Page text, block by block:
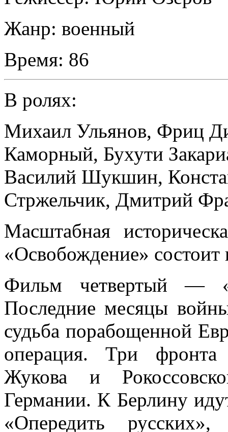
Жанр: военный
Время: 86
В ролях:
Михаил Ульянов, Фриц
Каморный, Бухути
Василий Шукшин,
Стржельчик, Дмитрий
Масштабная
«Освобождение»
Фильм четвертый —
Последние месяцы
судьба порабощенной
операция. Три фронта
Жукова и
Германии. К Берлину
«Опередить